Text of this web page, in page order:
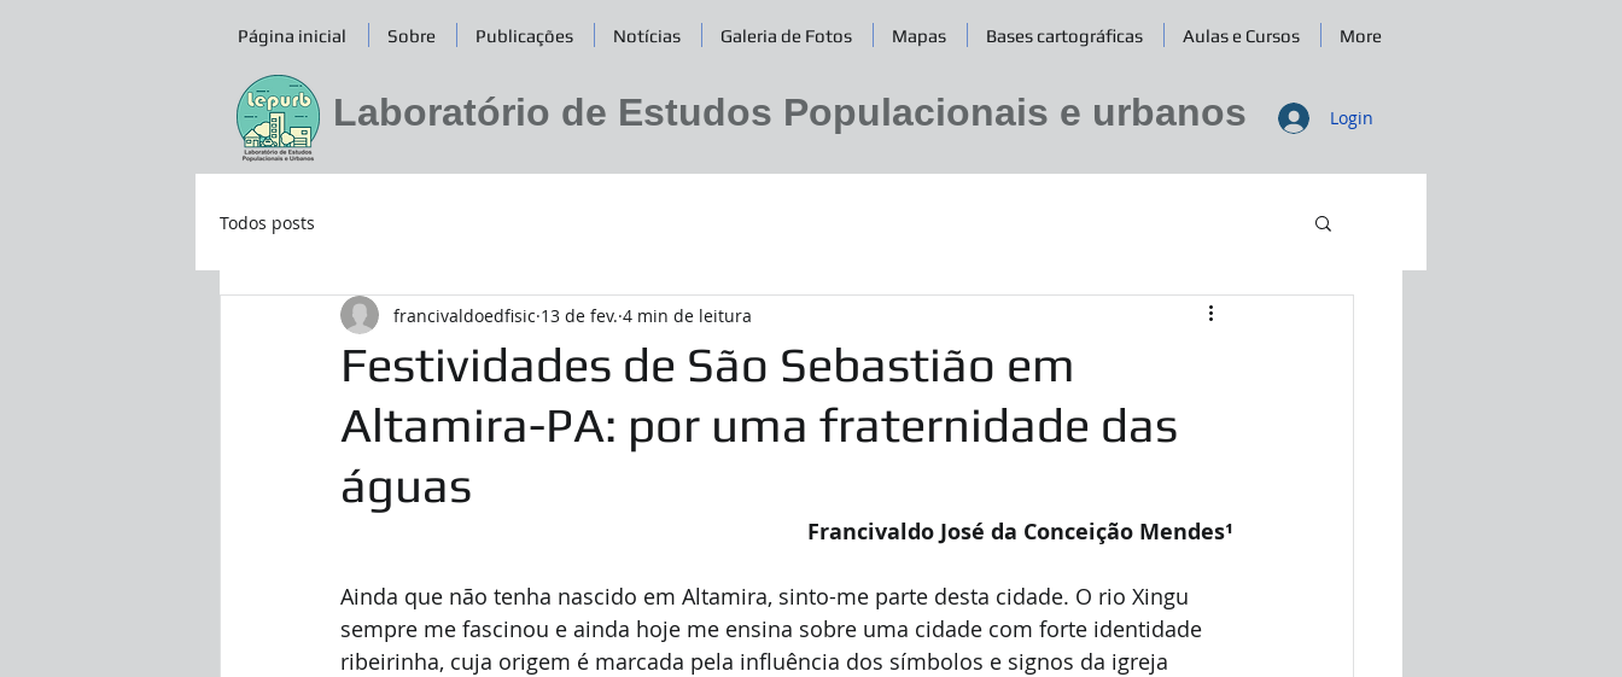
Página inicial Sobre Publicações Notícias Galeria de Fotos Mapas Bases cartográficas Aulas e Cursos More
Laboratório de Estudos Populacionais e urbanos Login
Todos posts
Festividades de São Sebastião em
Altamira-PA: por uma fraternidade das
águas
francivaldoedfisic 13 de fev. 4 min de leitura
Francivaldo José da Conceição Mendes¹
Ainda que não tenha nascido em Altamira, sinto-me parte desta cidade. O rio Xingu
sempre me fascinou e ainda hoje me ensina sobre uma cidade com forte identidade
ribeirinha, cuja origem é marcada pela influência dos símbolos e signos da igreja